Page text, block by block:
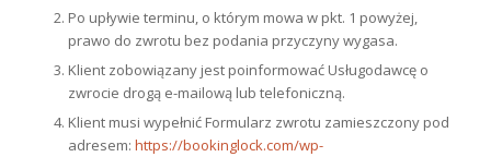
Po upływie terminu, o którym mowa w pkt. 1 powyżej,
prawo do zwrotu bez podania przyczyny wygasa.
Klient zobowiązany jest poinformować Usługodawcę o
zwrocie drogą e-mailową lub telefoniczną.
Klient musi wypełnić Formularz zwrotu zamieszczony pod
adresem: https://bookinglock.com/wp-